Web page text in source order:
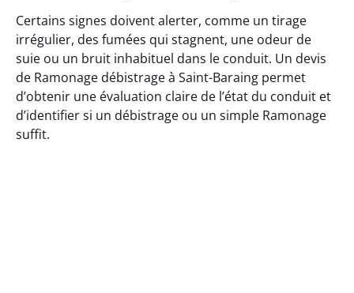
Certains signes doivent alerter, comme un tirage
irrégulier, des fumées qui stagnent, une odeur de
suie ou un bruit inhabituel dans le conduit. Un devis
de Ramonage débistrage à Saint-Baraing permet
d’obtenir une évaluation claire de l’état du conduit et
d’identifier si un débistrage ou un simple Ramonage
suffit.